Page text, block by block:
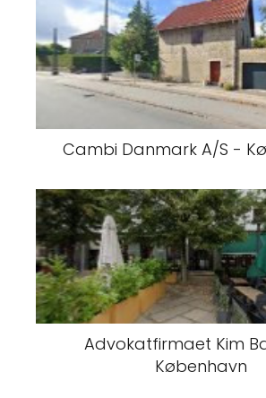
Cambi Danmark A/S -
Advokatfirmaet Kim
København